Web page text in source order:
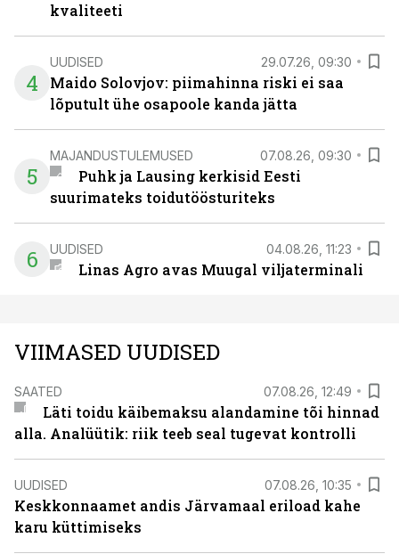
kvaliteeti
4
UUDISED 29.07.26, 09:30
Maido Solovjov: piimahinna riski ei saa
lõputult ühe osapoole kanda jätta
5
MAJANDUSTULEMUSED 07.08.26, 09:30
Puhk ja Lausing kerkisid Eesti
suurimateks toidutöösturiteks
6 UUDISED 04.08.26, 11:23
Linas Agro avas Muugal viljaterminali
VIIMASED UUDISED
SAATED 07.08.26, 12:49
Läti toidu käibemaksu alandamine tõi hinnad
alla. Analüütik: riik teeb seal tugevat kontrolli
UUDISED 07.08.26, 10:35
Keskkonnaamet andis Järvamaal eriload kahe
karu küttimiseks